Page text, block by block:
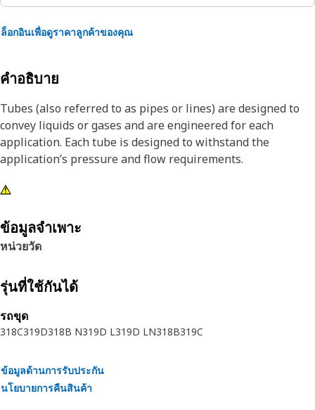
ล็อกอินเพื่อดูราคาลูกค้าของคุณ
คำอธิบาย
Tubes (also referred to as pipes or lines) are designed to
convey liquids or gases and are engineered for each
application. Each tube is designed to withstand the
application’s pressure and flow requirements.
ข้อมูลจำเพาะ
หน่วยวัด
รุ่นที่ใช้กันได้
รถขุด
318C319D318B N319D L319D LN318B319C
ข้อมูลด้านการรับประกัน
นโยบายการคืนสินค้า